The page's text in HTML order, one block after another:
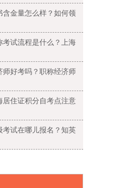
含金量怎么样？如何领
考试流程是什么？上海
师好考吗？职称经济师
居住证积分自考点注意
考试在哪儿报名？知英